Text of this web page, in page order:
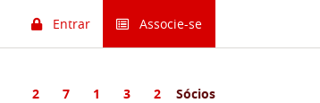
Entrar Associe-se
2 7 1 3 2 Sócios